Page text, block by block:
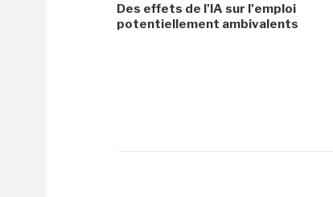
Des effets de l'IA sur l'emploi
potentiellement ambivalents